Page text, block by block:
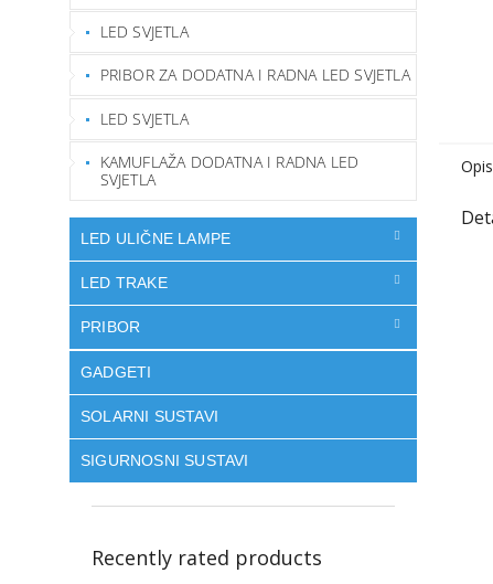
LED SVJETLA
PRIBOR ZA DODATNA I RADNA LED SVJETLA
LED SVJETLA
KAMUFLAŽA DODATNA I RADNA LED
SVJETLA
LED ULIČNE LAMPE
LED TRAKE
PRIBOR
GADGETI
SOLARNI SUSTAVI
SIGURNOSNI SUSTAVI
Recently rated products
Opis